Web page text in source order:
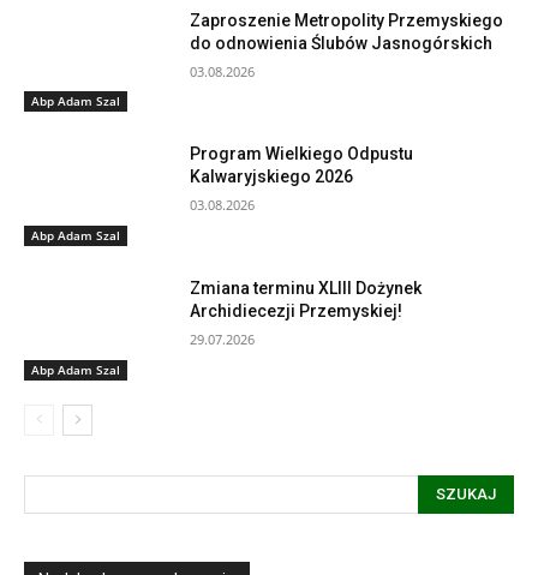
Abp Adam Szal
Zaproszenie Metropolity Przemyskiego
do odnowienia Ślubów Jasnogórskich
03.08.2026
Abp Adam Szal
Program Wielkiego Odpustu
Kalwaryjskiego 2026
03.08.2026
Abp Adam Szal
Zmiana terminu XLIII Dożynek
Archidiecezji Przemyskiej!
29.07.2026
SZUKAJ